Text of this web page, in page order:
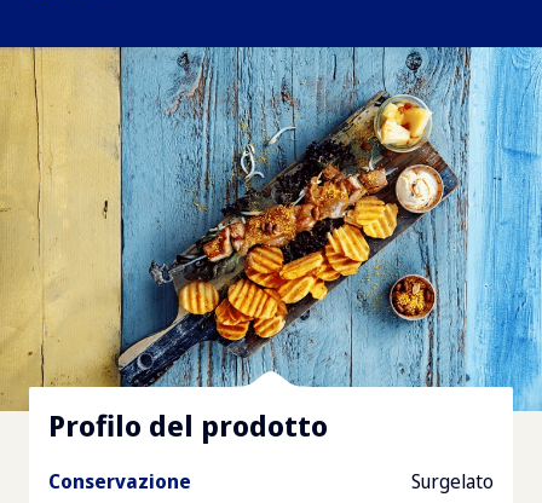
Profilo del prodotto
Conservazione Surgelato